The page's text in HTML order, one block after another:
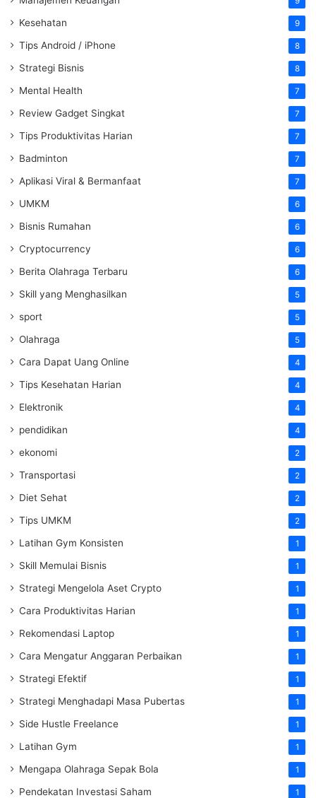
Kesehatan 9
Tips Android / iPhone 8
Strategi Bisnis 8
Mental Health 7
Review Gadget Singkat 7
Tips Produktivitas Harian 7
Badminton 7
Aplikasi Viral & Bermanfaat 7
UMKM 6
Bisnis Rumahan 6
Cryptocurrency 6
Berita Olahraga Terbaru 6
Skill yang Menghasilkan 5
sport 5
Olahraga 5
Cara Dapat Uang Online 4
Tips Kesehatan Harian 4
Elektronik 4
pendidikan 4
ekonomi 2
Transportasi 2
Diet Sehat 2
Tips UMKM 2
Latihan Gym Konsisten 1
Skill Memulai Bisnis 1
Strategi Mengelola Aset Crypto 1
Cara Produktivitas Harian 1
Rekomendasi Laptop 1
Cara Mengatur Anggaran Perbaikan 1
Strategi Efektif 1
Strategi Menghadapi Masa Pubertas 1
Side Hustle Freelance 1
Latihan Gym 1
Mengapa Olahraga Sepak Bola 1
Pendekatan Investasi Saham 1